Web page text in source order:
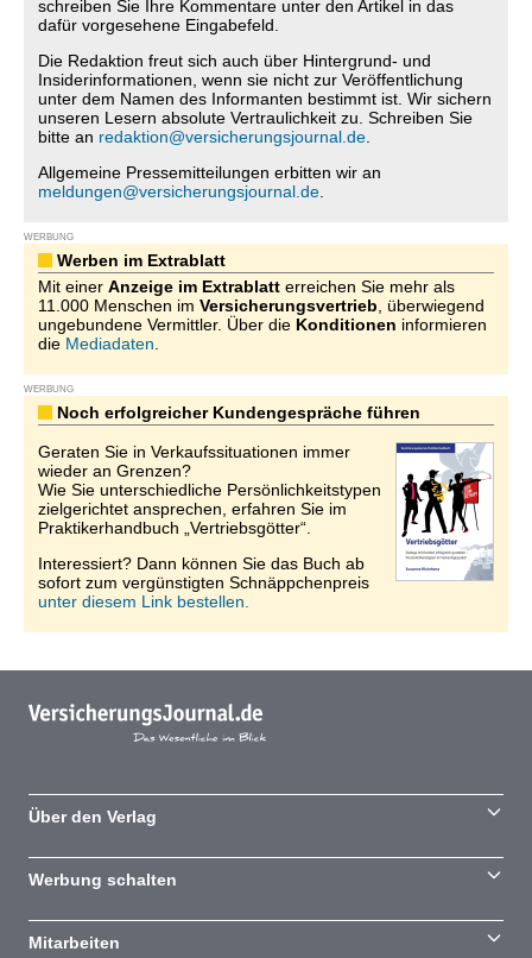
schreiben Sie Ihre Kommentare unter den Artikel in das
dafür vorgesehene Eingabefeld.
Die Redaktion freut sich auch über Hintergrund- und
Insiderinformationen, wenn sie nicht zur Veröffentlichung
unter dem Namen des Informanten bestimmt ist. Wir sichern
unseren Lesern absolute Vertraulichkeit zu. Schreiben Sie
bitte an redaktion@versicherungsjournal.de
Allgemeine Pressemitteilungen erbitten wir an
meldungen@versicherungsjournal.de
WERBUNG
Werben im Extrablatt
Mit einer Anzeige im Extrablatt erreichen Sie mehr als
11.000 Menschen im Versicherungsvertrieb , überwiegend
ungebundene Vermittler. Über die Konditionen informieren
die Mediadaten
WERBUNG
Noch erfolgreicher Kundengespräche führen
Geraten Sie in Verkaufssituationen immer
wieder an Grenzen?
Wie Sie unterschiedliche Persönlichkeitstypen
zielgerichtet ansprechen, erfahren Sie im
Praktikerhandbuch „Vertriebsgötter“.
Interessiert? Dann können Sie das Buch ab
sofort zum vergünstigten Schnäppchenpreis
unter diesem Link bestellen.
Über den Verlag
Werbung schalten
Mitarbeiten